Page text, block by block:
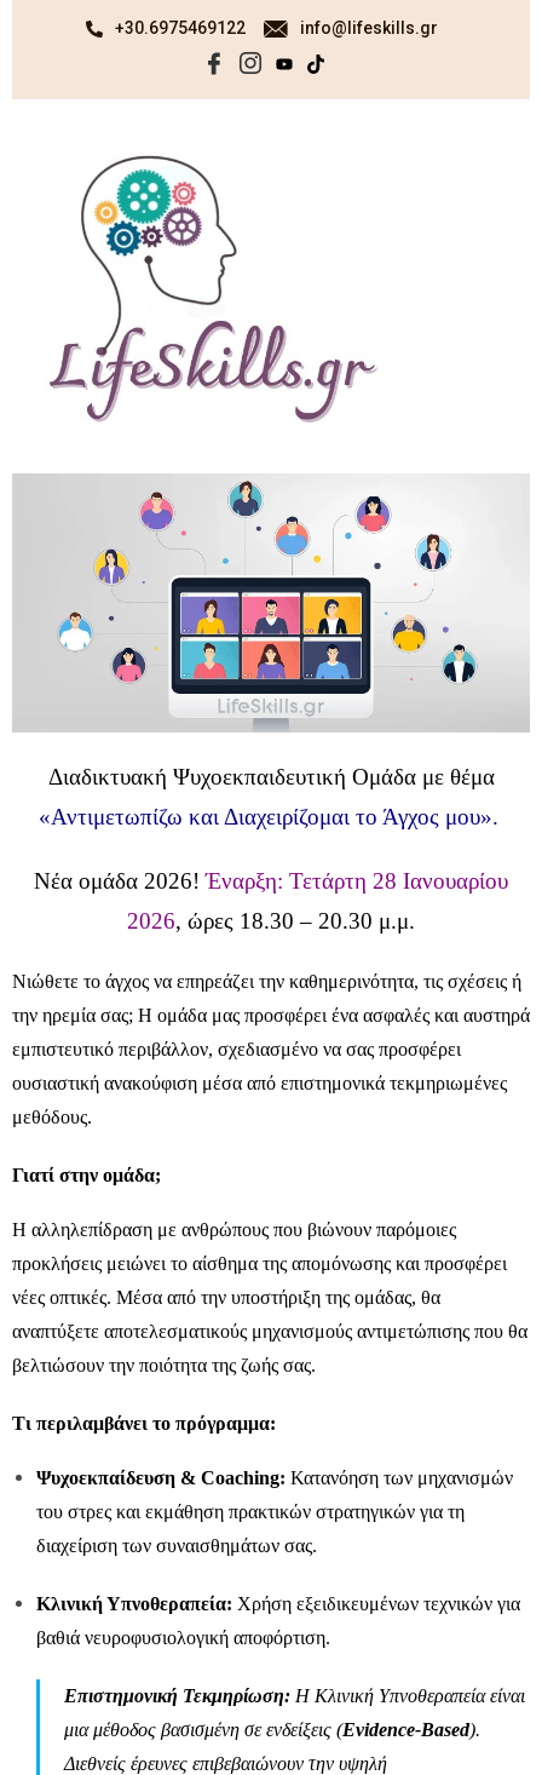
+30.6975469122 info@lifeskills.gr
Διαδικτυακή Ψυχοεκπαιδευτική Ομάδα με θέμα
«Αντιμετωπίζω και Διαχειρίζομαι το Άγχος μου».
Νέα ομάδα 2026! Έναρξη: Τετάρτη 28 Ιανουαρίου
2026, ώρες 18.30 – 20.30 μ.μ.
Νιώθετε το άγχος να επηρεάζει την καθημερινότητα, τις σχέσεις ή
την ηρεμία σας; Η ομάδα μας προσφέρει ένα ασφαλές και αυστηρά
εμπιστευτικό περιβάλλον, σχεδιασμένο να σας προσφέρει
ουσιαστική ανακούφιση μέσα από επιστημονικά τεκμηριωμένες
μεθόδους.
Γιατί στην ομάδα;
Η αλληλεπίδραση με ανθρώπους που βιώνουν παρόμοιες
προκλήσεις μειώνει το αίσθημα της απομόνωσης και προσφέρει
νέες οπτικές. Μέσα από την υποστήριξη της ομάδας, θα
αναπτύξετε αποτελεσματικούς μηχανισμούς αντιμετώπισης που θα
βελτιώσουν την ποιότητα της ζωής σας.
Τι περιλαμβάνει το πρόγραμμα:
Ψυχοεκπαίδευση & Coaching: Κατανόηση των μηχανισμών
του στρες και εκμάθηση πρακτικών στρατηγικών για τη
διαχείριση των συναισθημάτων σας.
Κλινική Υπνοθεραπεία: Χρήση εξειδικευμένων τεχνικών για
βαθιά νευροφυσιολογική αποφόρτιση.
Επιστημονική Τεκμηρίωση: Η Κλινική Υπνοθεραπεία είναι
μια μέθοδος βασισμένη σε ενδείξεις (Evidence-Based).
Διεθνείς έρευνες επιβεβαιώνουν την υψηλή